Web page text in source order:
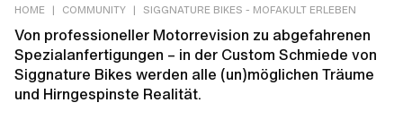
HOME | COMMUNITY | SIGGNATURE BIKES - MOFAKULT ERLEBEN
Von professioneller Motorrevision zu abgefahrenen
Spezialanfertigungen – in der Custom Schmiede von
Siggnature Bikes werden alle (un)möglichen Träume
und Hirngespinste Realität.